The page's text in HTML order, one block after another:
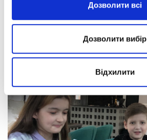
Дозволити всі
Дозволити вибір
Відхилити